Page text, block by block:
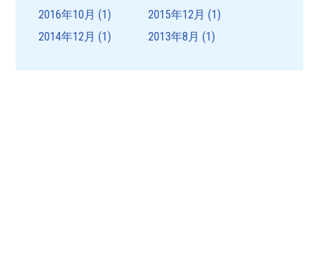
2016年10月 (1) 2015年12月 (1)
2014年12月 (1) 2013年8月 (1)